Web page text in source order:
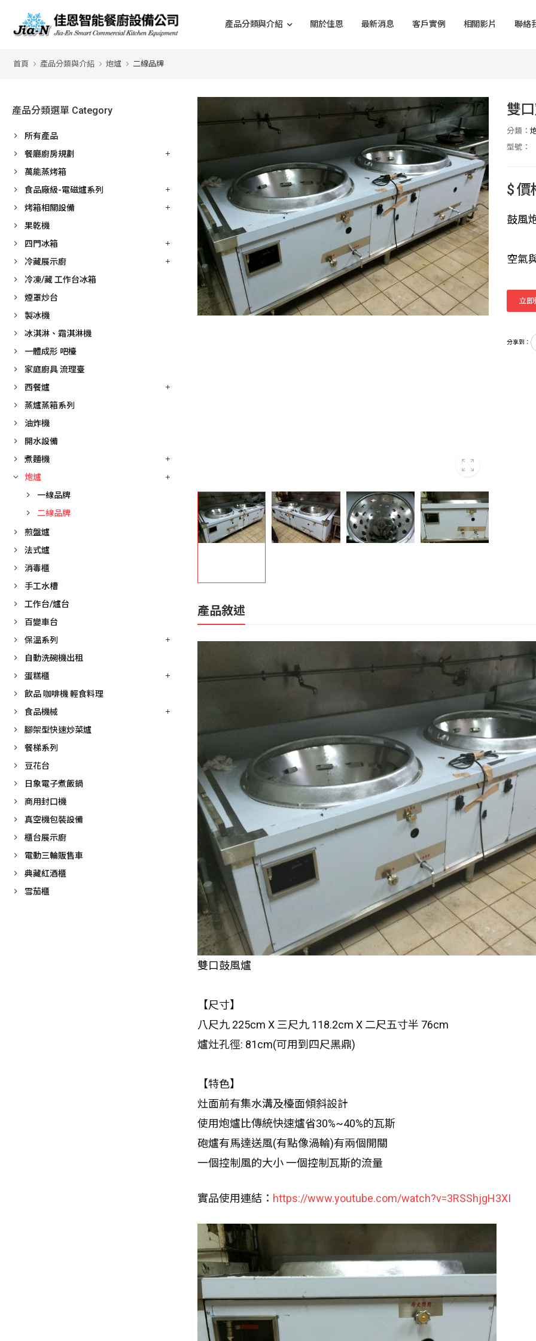
產品分類與介紹 關於佳恩 最新消息 客戶實例 相關影片 聯絡
首頁 產品分類與介紹 炮爐 二線品牌
產品分類選單 Category
所有產品
餐廳廚房規劃
萬能蒸烤箱
食品廠級-電磁爐系列
烤箱相關設備
果乾機
四門冰箱
冷藏展示廚
冷凍/藏 工作台冰箱
煙罩炒台
製冰機
冰淇淋、霜淇淋機
一體成形 吧檯
家庭廚具 流理臺
西餐爐
蒸爐蒸箱系列
油炸機
開水設備
煮麵機
炮爐
一線品牌
二線品牌
煎盤爐
法式爐
消毒櫃
手工水槽
工作台/爐台
百變車台
保溫系列
自動洗碗機出租
蛋糕櫃
飲品 咖啡機 輕食料理
食品機械
腳架型快速炒菜爐
餐梯系列
豆花台
日象電子煮飯鍋
商用封口機
真空機包裝設備
櫃台展示廚
電動三輪販售車
典藏紅酒櫃
雪茄櫃
雙
分類：
型號：
$ 價
鼓風
空氣
立
分享到：
產品敘述
雙口鼓風爐
【尺寸】
八尺九 225cm X 三尺九 118.2cm X 二尺五寸半 76cm
爐灶孔徑: 81cm(可用到四尺黑鼎)
【特色】
灶面前有集水溝及檯面傾斜設計
使用炮爐比傳統快速爐省30%~40%的瓦斯
砲爐有馬達送風(有點像渦輪)有兩個開關
一個控制風的大小 一個控制瓦斯的流量
實品使用連結： https://www.youtube.com/watch?v=3RSShjgH3XI